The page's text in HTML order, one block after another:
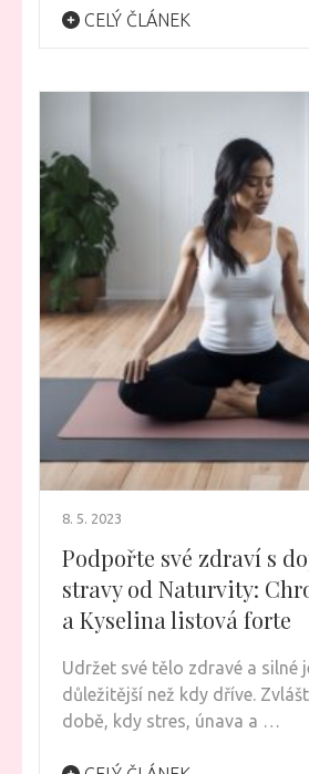
CELÝ ČLÁNEK
8. 5. 2023
Podpořte své zdraví s
stravy od Naturvity:
a Kyselina listová forte
Udržet své tělo zdravé a silné
důležitější než kdy dříve.
době, kdy stres, únava a …